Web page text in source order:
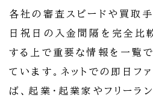
各社の審査スピードや買取
日祝日の入金間隔を完全比
する上で重要な情報を一覧
ています。ネットでの即日フ
ば、起業・起業家やフリーラ